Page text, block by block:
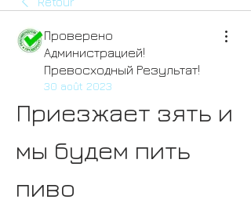
Проверено
Администрацией!
Превосходный Результат!
30 août 2023
Приезжает зять и
мы будем пить
пиво